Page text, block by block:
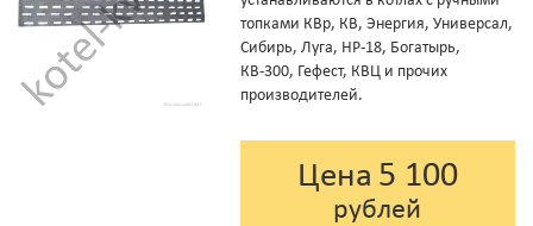
топками КВр, КВ, Энергия, Универсал,
Сибирь, Луга, НР-18, Богатырь,
КВ-300, Гефест, КВЦ и прочих
производителей.
Цена 5 100
рублей